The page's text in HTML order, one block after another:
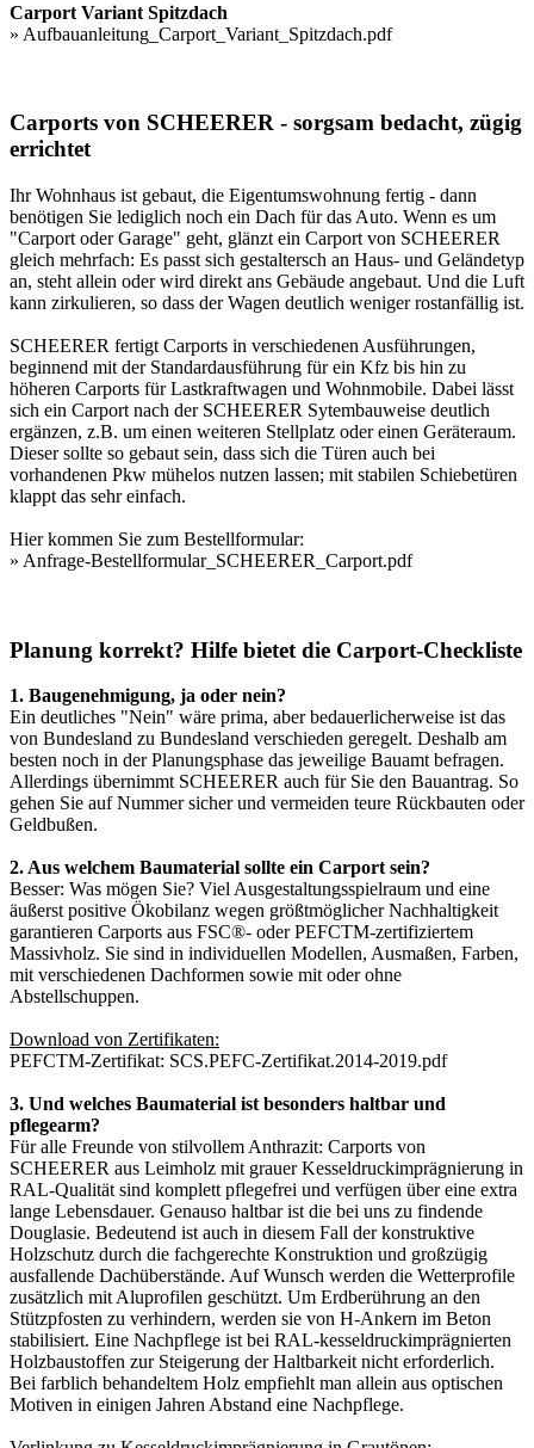
Carport Variant Spitzdach
» Aufbauanleitung_Carport_Variant_Spitzdach.pdf
Carports von SCHEERER - sorgsam bedacht, zügig
errichtet
Ihr Wohnhaus ist gebaut, die Eigentumswohnung fertig - dann
benötigen Sie lediglich noch ein Dach für das Auto. Wenn es um
"Carport oder Garage" geht, glänzt ein Carport von SCHEERER
gleich mehrfach: Es passt sich gestaltersch an Haus- und Geländetyp
an, steht allein oder wird direkt ans Gebäude angebaut. Und die Luft
kann zirkulieren, so dass der Wagen deutlich weniger rostanfällig ist.
SCHEERER fertigt Carports in verschiedenen Ausführungen,
beginnend mit der Standardausführung für ein Kfz bis hin zu
höheren Carports für Lastkraftwagen und Wohnmobile. Dabei lässt
sich ein Carport nach der SCHEERER Sytembauweise deutlich
ergänzen, z.B. um einen weiteren Stellplatz oder einen Geräteraum.
Dieser sollte so gebaut sein, dass sich die Türen auch bei
vorhandenen Pkw mühelos nutzen lassen; mit stabilen Schiebetüren
klappt das sehr einfach.
Hier kommen Sie zum Bestellformular:
» Anfrage-Bestellformular_SCHEERER_Carport.pdf
Planung korrekt? Hilfe bietet die Carport-Checkliste
1. Baugenehmigung, ja oder nein?
Ein deutliches "Nein" wäre prima, aber bedauerlicherweise ist das
von Bundesland zu Bundesland verschieden geregelt. Deshalb am
besten noch in der Planungsphase das jeweilige Bauamt befragen.
Allerdings übernimmt SCHEERER auch für Sie den Bauantrag. So
gehen Sie auf Nummer sicher und vermeiden teure Rückbauten oder
Geldbußen.
2. Aus welchem Baumaterial sollte ein Carport sein?
Besser: Was mögen Sie? Viel Ausgestaltungsspielraum und eine
äußerst positive Ökobilanz wegen größtmöglicher Nachhaltigkeit
garantieren Carports aus FSC®- oder PEFCTM-zertifiziertem
Massivholz. Sie sind in individuellen Modellen, Ausmaßen, Farben,
mit verschiedenen Dachformen sowie mit oder ohne
Abstellschuppen.
Download von Zertifikaten:
PEFCTM-Zertifikat: SCS.PEFC-Zertifikat.2014-2019.pdf
3. Und welches Baumaterial ist besonders haltbar und
pflegearm?
Für alle Freunde von stilvollem Anthrazit: Carports von
SCHEERER aus Leimholz mit grauer Kesseldruckimprägnierung in
RAL-Qualität sind komplett pflegefrei und verfügen über eine extra
lange Lebensdauer. Genauso haltbar ist die bei uns zu findende
Douglasie. Bedeutend ist auch in diesem Fall der konstruktive
Holzschutz durch die fachgerechte Konstruktion und großzügig
ausfallende Dachüberstände. Auf Wunsch werden die Wetterprofile
zusätzlich mit Aluprofilen geschützt. Um Erdberührung an den
Stützpfosten zu verhindern, werden sie von H-Ankern im Beton
stabilisiert. Eine Nachpflege ist bei RAL-kesseldruckimprägnierten
Holzbaustoffen zur Steigerung der Haltbarkeit nicht erforderlich.
Bei farblich behandeltem Holz empfiehlt man allein aus optischen
Motiven in einigen Jahren Abstand eine Nachpflege.